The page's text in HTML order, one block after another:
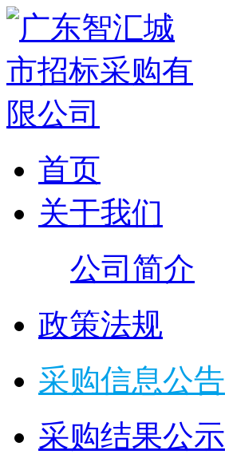
首页
关于我们
公司简介
政策法规
采购信息公告
采购结果公示